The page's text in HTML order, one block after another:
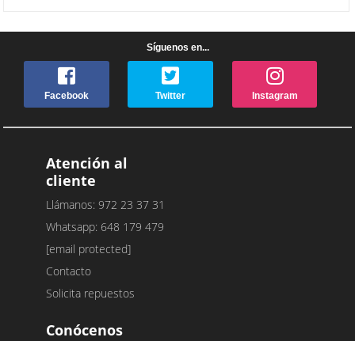
Síguenos en...
Facebook Twitter Instagram
Atención al
cliente
Llámanos: 972 23 37 31
Whatsapp: 648 179 479
[email protected]
Contacto
Solicita repuestos
Conócenos